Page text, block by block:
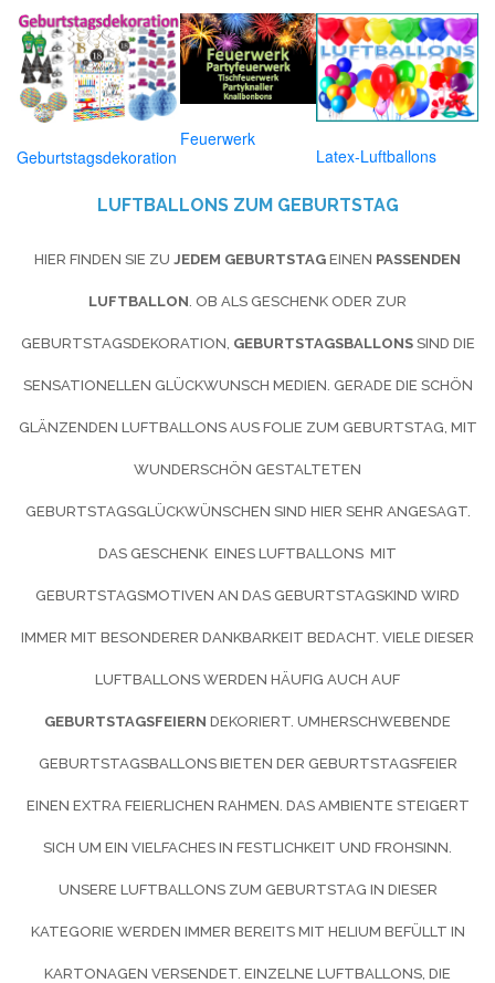
Geburtstagsdekoration
Feuerwerk
Latex-Luftballons
LUFTBALLONS ZUM GEBURTSTAG
HIER FINDEN SIE ZU JEDEM GEBURTSTAG EINEN PASSENDEN
LUFTBALLON . OB ALS GESCHENK ODER ZUR
GEBURTSTAGSDEKORATION, GEBURTSTAGSBALLONSSIND DIE
SENSATIONELLEN GLÜCKWUNSCH MEDIEN. GERADE DIE SCHÖN
GLÄNZENDEN LUFTBALLONS AUS FOLIE ZUM GEBURTSTAG, MIT
WUNDERSCHÖN GESTALTETEN
GEBURTSTAGSGLÜCKWÜNSCHEN SIND HIER SEHR ANGESAGT.
DAS GESCHENK EINES LUFTBALLONS MIT
GEBURTSTAGSMOTIVEN AN DAS GEBURTSTAGSKIND WIRD
IMMER MIT BESONDERER DANKBARKEIT BEDACHT. VIELE DIESER
LUFTBALLONS WERDEN HÄUFIG AUCH AUF
GEBURTSTAGSFEIERN DEKORIERT. UMHERSCHWEBENDE
GEBURTSTAGSBALLONS BIETEN DER GEBURTSTAGSFEIER
EINEN EXTRA FEIERLICHEN RAHMEN. DAS AMBIENTE STEIGERT
SICH UM EIN VIELFACHES IN FESTLICHKEIT UND FROHSINN.
UNSERE LUFTBALLONS ZUM GEBURTSTAG IN DIESER
KATEGORIE WERDEN IMMER BEREITS MIT HELIUM BEFÜLLT IN
KARTONAGEN VERSENDET. EINZELNE LUFTBALLONS, DIE